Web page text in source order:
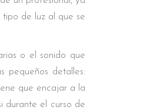
de luz al que se
o el sonido que
pequeños detalles:
que encajar a la
durante el curso de